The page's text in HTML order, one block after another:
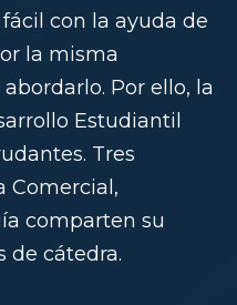
con la ayuda de
la misma
Por ello, la
Estudiantil
Tres
Comercial,
comparten su
de cátedra.